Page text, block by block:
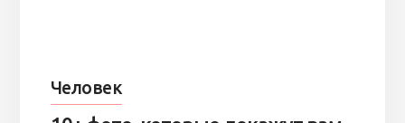
Человек